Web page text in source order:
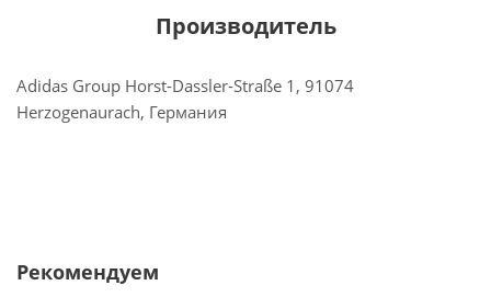
Производитель
Adidas Group Horst-Dassler-Straße 1, 91074
Herzogenaurach, Германия
Рекомендуем